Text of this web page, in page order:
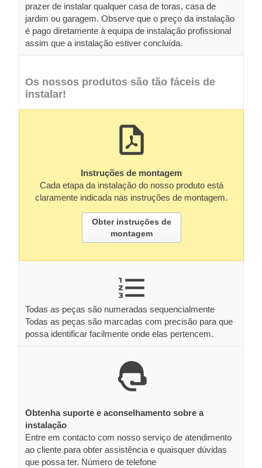
prazer de instalar qualquer casa de toras, casa de
jardim ou garagem. Observe que o preço da instalação
é pago diretamente à equipa de instalação profissional
assim que a instalação estiver concluída.
Os nossos produtos são tão fáceis de
instalar!
Instruções de montagem
Cada etapa da instalação do nosso produto está
claramente indicada nas instruções de montagem.
Obter instruções de
montagem
Todas as peças são numeradas sequencialmente
Todas as peças são marcadas com precisão para que
possa identificar facilmente onde elas pertencem.
Obtenha suporte e aconselhamento sobre a
instalação
Entre em contacto com nosso serviço de atendimento
ao cliente para obter assistência e quaisquer dúvidas
que possa ter. Número de telefone